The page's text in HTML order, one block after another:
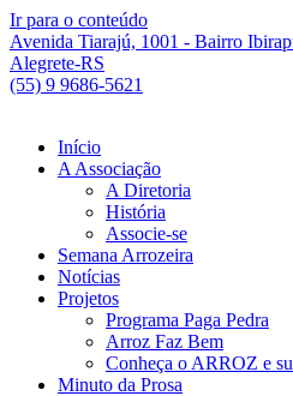
Ir para o conteúdo
Avenida Tiarajú, 1001 - Bairro
Alegrete-RS
(55) 9 9686-5621
Início
A Associação
A Diretoria
História
Associe-se
Semana Arrozeira
Notícias
Projetos
Programa Paga Pedra
Arroz Faz Bem
Conheça o ARROZ e
Minuto da Prosa